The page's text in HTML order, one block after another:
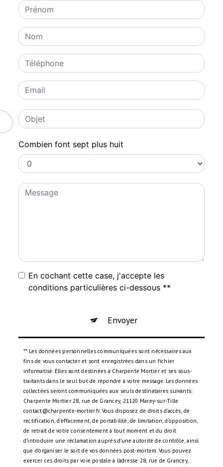
Combien font sept plus huit
En cochant cette case, j'accepte les
conditions particulières ci-dessous **
Envoyer
** Les données personnelles communiquées sont nécessaires aux
fins de vous contacter et sont enregistrées dans un fichier
informatisé. Elles sont destinées à Charpente Mortier et ses sous-
traitants dans le seul but de répondre à votre message. Les données
collectées seront communiquées aux seuls destinataires suivants:
Charpente Mortier 28, rue de Grancey, 21120 Marey-sur-Tille
contact@charpente-mortier.fr. Vous disposez de droits d’accès, de
rectification, d’effacement, de portabilité, de limitation, d’opposition,
de retrait de votre consentement à tout moment et du droit
d’introduire une réclamation auprès d’une autorité de contrôle, ainsi
que d’organiser le sort de vos données post-mortem. Vous pouvez
exercer ces droits par voie postale à l'adresse 28, rue de Grancey,